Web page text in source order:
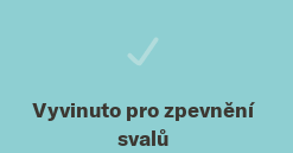
Vyvinuto pro zpevnění
svalů